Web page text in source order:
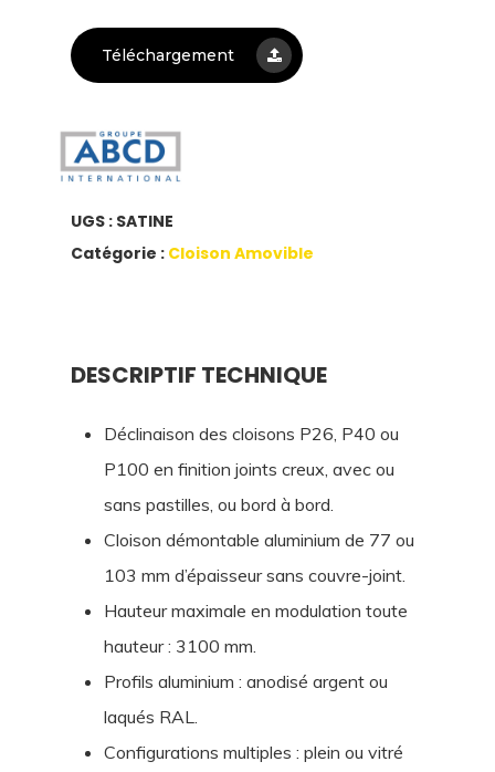
Téléchargement
UGS : SATINE
Catégorie : Cloison Amovible
DESCRIPTIF TECHNIQUE
Déclinaison des cloisons P26, P40 ou
P100 en finition joints creux, avec ou
sans pastilles, ou bord à bord.
Cloison démontable aluminium de 77 ou
103 mm d’épaisseur sans couvre-joint.
Hauteur maximale en modulation toute
hauteur : 3100 mm.
Profils aluminium : anodisé argent ou
laqués RAL.
Configurations multiples : plein ou vitré